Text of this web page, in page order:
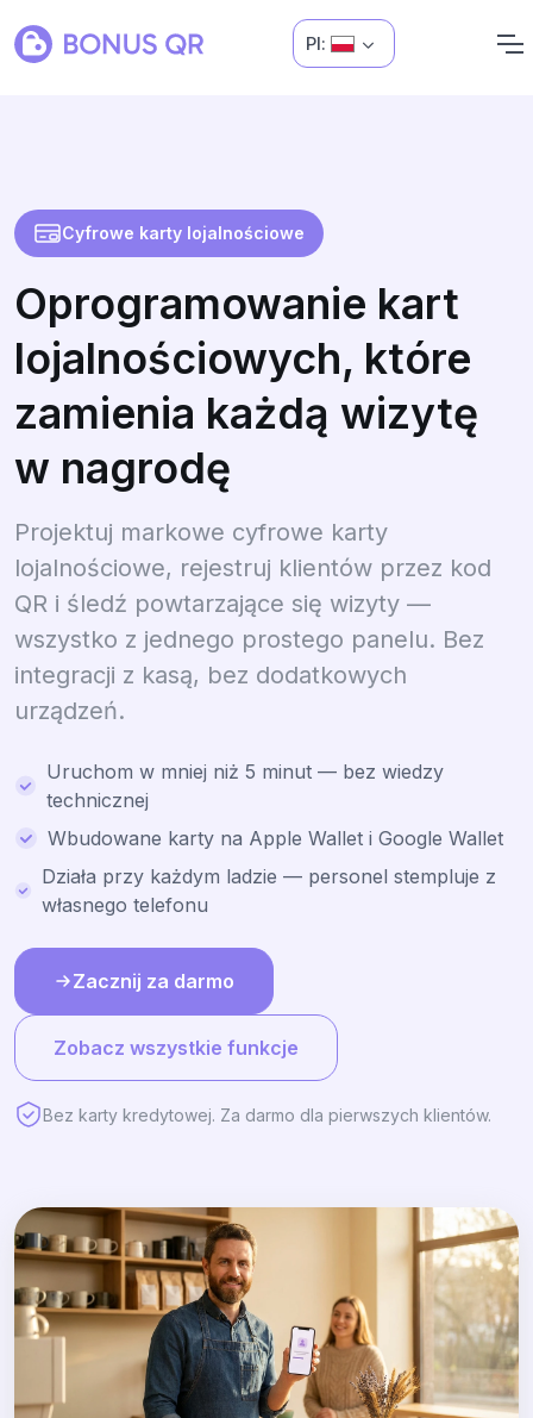
Pl:
Cyfrowe karty lojalnościowe
Oprogramowanie kart
lojalnościowych, które
zamienia każdą wizytę
w nagrodę
Projektuj markowe cyfrowe karty
lojalnościowe, rejestruj klientów przez kod
QR i śledź powtarzające się wizyty —
wszystko z jednego prostego panelu. Bez
integracji z kasą, bez dodatkowych
urządzeń.
Uruchom w mniej niż 5 minut — bez wiedzy
technicznej
Wbudowane karty na Apple Wallet i Google Wallet
Działa przy każdym ladzie — personel stempluje z
własnego telefonu
Zacznij za darmo
Zobacz wszystkie funkcje
Bez karty kredytowej. Za darmo dla pierwszych klientów.